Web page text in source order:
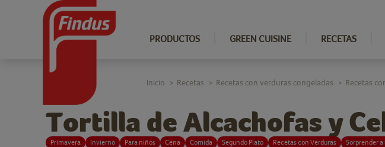
PRODUCTOS GREEN CUISINE RECETAS
Tortilla de Alcachofas y
Primavera Invierno Para niños Cena Comida Segundo Plato Recetas con Verduras Sorprender a
Inicio > Recetas > Recetas con verduras congeladas > Recetas